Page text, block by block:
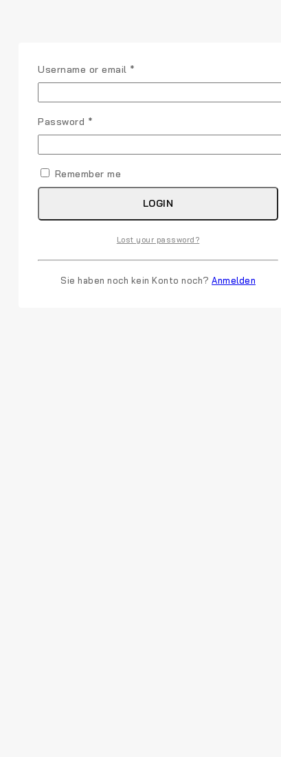
Username or email *
Password *
Remember me
LOGIN
Lost your password?
Sie haben noch kein Konto noch? Anmelden